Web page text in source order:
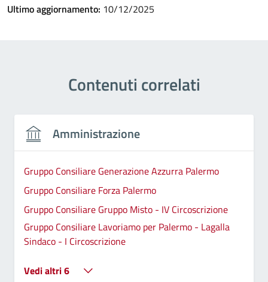
Ultimo aggiornamento: 10/12/2025
Contenuti correlati
Amministrazione
Gruppo Consiliare Generazione Azzurra Palermo
Gruppo Consiliare Forza Palermo
Gruppo Consiliare Gruppo Misto - IV Circoscrizione
Gruppo Consiliare Lavoriamo per Palermo - Lagalla
Sindaco - I Circoscrizione
Vedi altri 6